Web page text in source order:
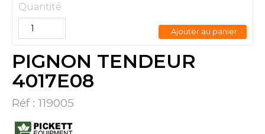
PIGNON TENDEUR
4017E08
Réf : 119005
Quantité
Ajouter au panier